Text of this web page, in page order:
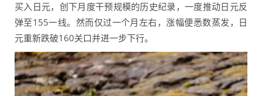
买入日元，创下月度干预规模的历史纪录，一度推动日元反
弹至155一线。然而仅过一个月左右，涨幅便悉数蒸发，日
元重新跌破160关口并进一步下行。